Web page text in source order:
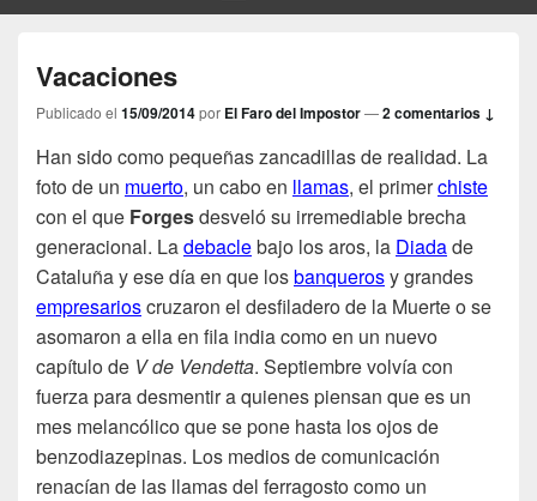
Vacaciones
Publicado el 15/09/2014por El Faro del Impostor—2 comentarios ↓
Han sido como pequeñas zancadillas de realidad. La
foto de un muerto, un cabo en llamas, el primerchiste
con el que Forgesdesveló su irremediable brecha
generacional. Ladebaclebajo los aros, la Diadade
Cataluña y ese día en que losbanquerosy grandes
empresarioscruzaron el desfiladero de la Muerte o se
asomaron a ella en fila india como en un nuevo
capítulo de V de Vendetta. Septiembre volvía con
fuerza para desmentir a quienes piensan que es un
mes melancólico que se pone hasta los ojos de
benzodiazepinas. Los medios de comunicación
renacían de las llamas del ferragosto como un